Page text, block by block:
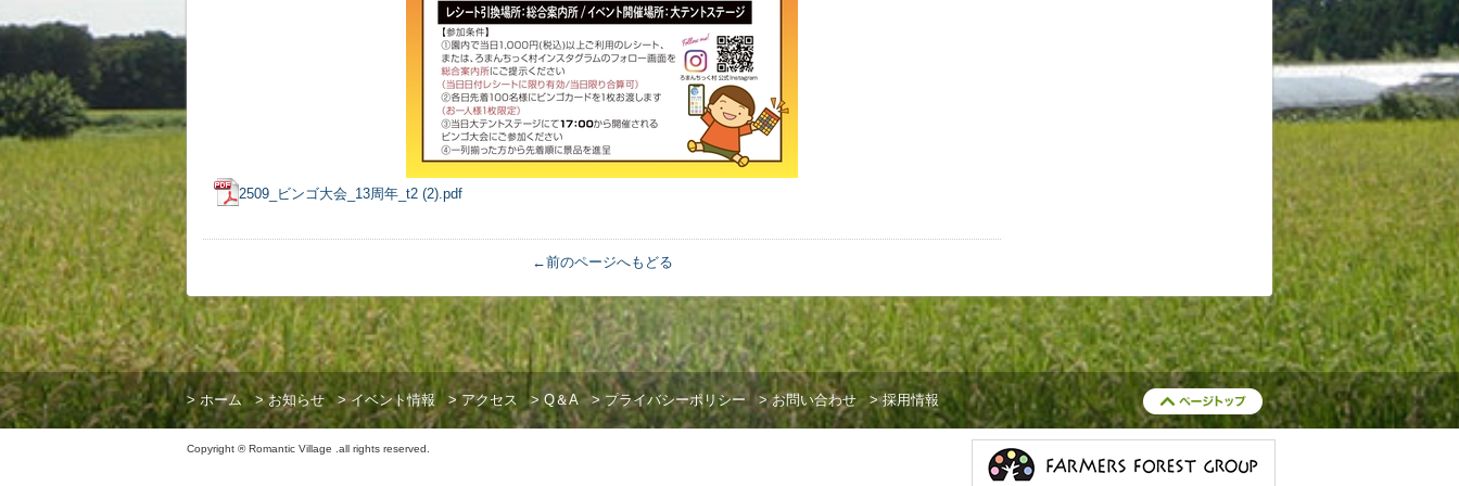
2509_ビンゴ大会_13周年_t2 (2).pdf
←前のページへもどる
> ホーム > お知らせ >イベント情報 >アクセス > Q＆A >プライバシーポリシー >お問い合わせ >採用情報
Copyright ® Romantic Village .all rights reserved.